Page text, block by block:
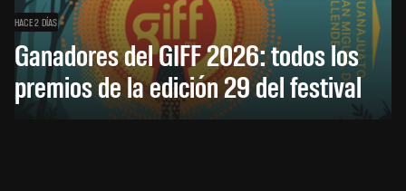
HACE 2 DÍAS
Ganadores del GIFF 2026: todos los
premios de la edición 29 del festival